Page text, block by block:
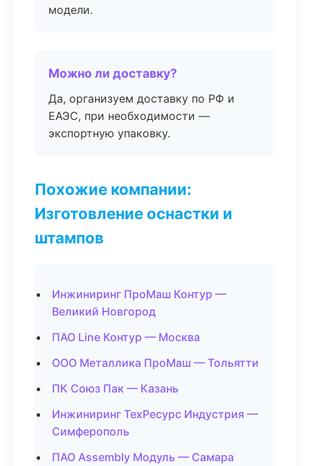
модели.
Можно ли доставку?
Да, организуем доставку по РФ и
ЕАЭС, при необходимости —
экспортную упаковку.
Похожие компании:
Изготовление оснастки и
штампов
Инжиниринг ПроМаш Контур —
Великий Новгород
ПАО Line Контур — Москва
ООО Металлика ПроМаш — Тольятти
ПК Союз Пак — Казань
Инжиниринг ТехРесурс Индустрия —
Симферополь
ПАО Assembly Модуль — Самара